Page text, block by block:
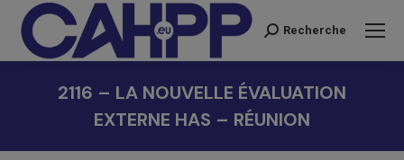
Recherche
Recherche
2116 – LA NOUVELLE ÉVALUATION
EXTERNE HAS – RÉUNION